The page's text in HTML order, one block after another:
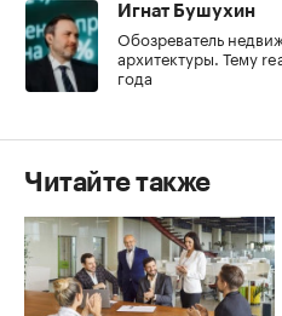
Игнат Бушухин
Обозреватель
архитектуры. Тему
года
Читайте также